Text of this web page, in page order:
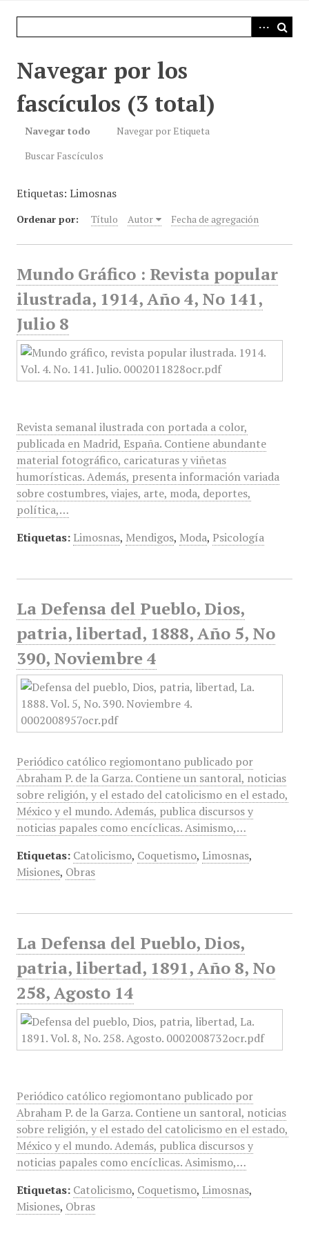
Navegar por los
fascículos (3 total)
Navegar todo
Navegar por Etiqueta
Buscar Fascículos
Etiquetas: Limosnas
Ordenar por: Título Autor Fecha de agregación
Mundo Gráfico : Revista popular
ilustrada, 1914, Año 4, No 141,
Julio 8
Revista semanal ilustrada con portada a color,
publicada en Madrid, España. Contiene abundante
material fotográfico, caricaturas y viñetas
humorísticas. Además, presenta información variada
sobre costumbres, viajes, arte, moda, deportes,
política,…
Etiquetas: Limosnas, Mendigos, Moda, Psicología
La Defensa del Pueblo, Dios,
patria, libertad, 1888, Año 5, No
390, Noviembre 4
Periódico católico regiomontano publicado por
Abraham P. de la Garza. Contiene un santoral, noticias
sobre religión, y el estado del catolicismo en el estado,
México y el mundo. Además, publica discursos y
noticias papales como encíclicas. Asimismo,…
Etiquetas: Catolicismo, Coquetismo, Limosnas,
Misiones, Obras
La Defensa del Pueblo, Dios,
patria, libertad, 1891, Año 8, No
258, Agosto 14
Periódico católico regiomontano publicado por
Abraham P. de la Garza. Contiene un santoral, noticias
sobre religión, y el estado del catolicismo en el estado,
México y el mundo. Además, publica discursos y
noticias papales como encíclicas. Asimismo,…
Etiquetas: Catolicismo, Coquetismo, Limosnas,
Misiones, Obras